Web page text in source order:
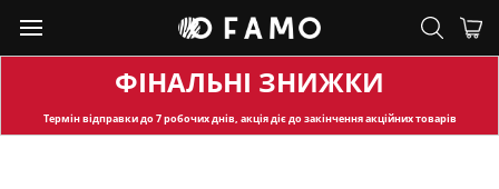
ФІНАЛЬНІ ЗНИЖКИ
Термін відправкидо 7 робочих днів, акція діє до закінчення акційних товарів